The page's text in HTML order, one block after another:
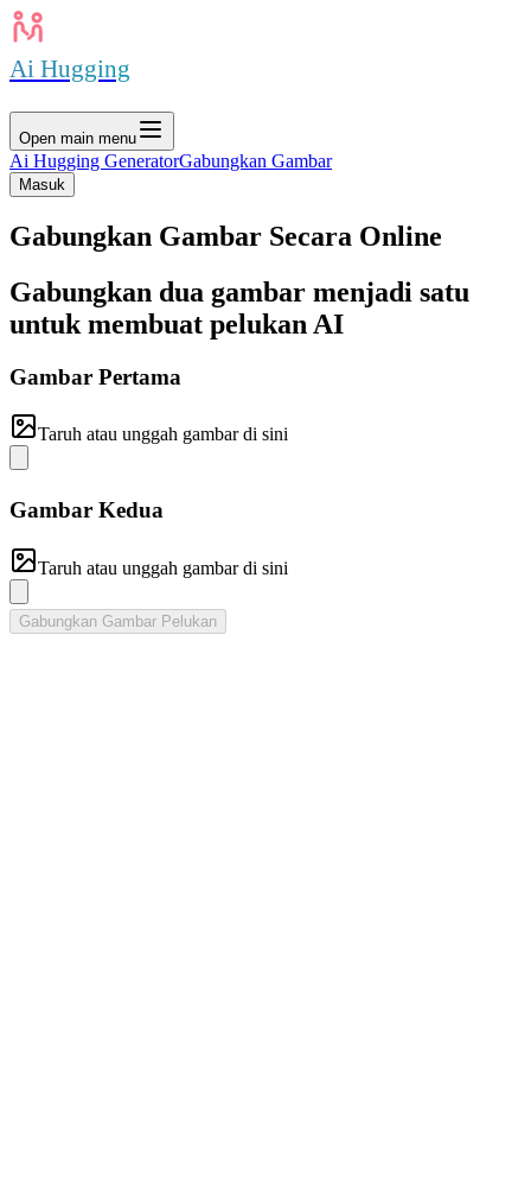
Ai Hugging
Open main menu
Ai Hugging GeneratorGabungkan Gambar
Masuk
Gabungkan Gambar Secara Online
Gabungkan dua gambar menjadi satu
untuk membuat pelukan AI
Gambar Pertama
Taruh atau unggah gambar di sini
Gambar Kedua
Taruh atau unggah gambar di sini
Gabungkan Gambar Pelukan